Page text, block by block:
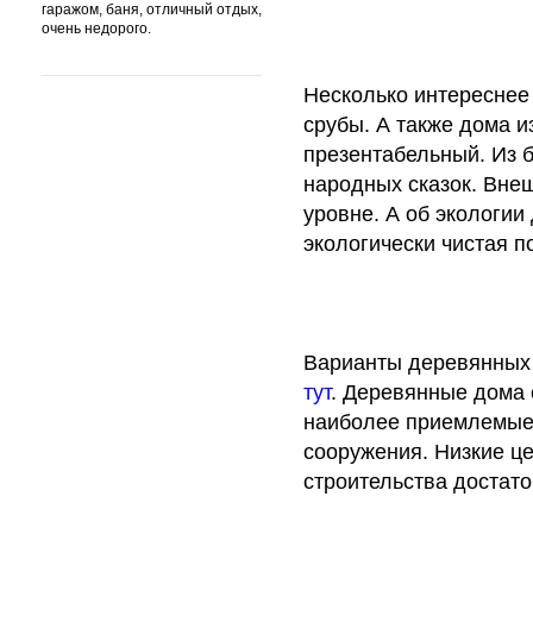
Несколько
срубы. А также дома
презентабельный. Из
народных сказок.
уровне. А об
экологически чистая
Варианты
тут. Деревянные дома
наиболее приемлемые
сооружения. Низкие
строительства
гаражом, баня, отличный отдых,
очень недорого.